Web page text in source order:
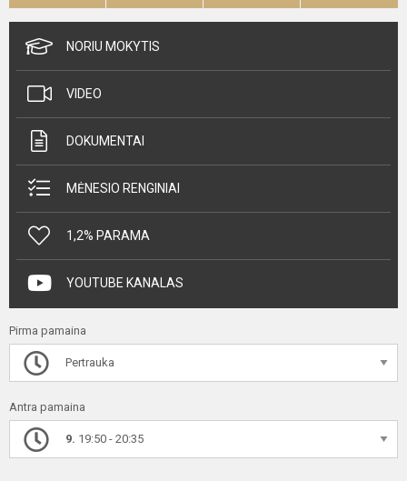
NORIU MOKYTIS
VIDEO
DOKUMENTAI
MĖNESIO RENGINIAI
1,2% PARAMA
YOUTUBE KANALAS
Pirma pamaina
Pertrauka
Antra pamaina
9. 19:50 - 20:35